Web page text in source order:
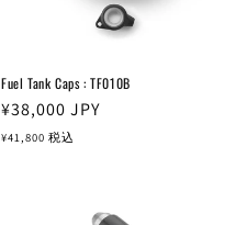
Fuel Tank Caps : TF010B
通
常
¥38,000 JPY
¥41,800 税込